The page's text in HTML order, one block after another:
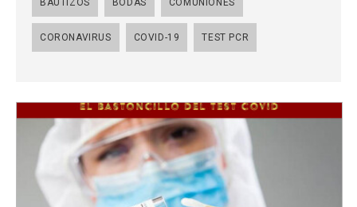
BAUTIZOS BODAS COMUNIONES
CORONAVIRUS COVID-19 TEST PCR